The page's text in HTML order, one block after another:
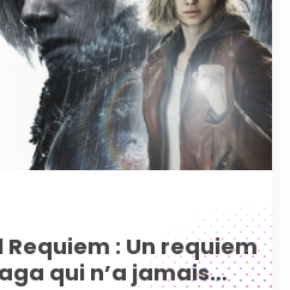
Requiem : Un requiem
qui n’a jamais